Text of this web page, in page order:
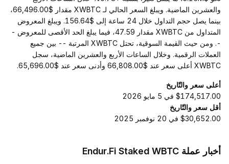
والعشرين الماضية. ويبلغ السعر الحالي لـ XWBTC مقدار $66,496.00،
بينما يصل حجم التداول خلال 24 ساعة إلى $156.64. ويبلغ المعروض
المتداول من XWBTC مقدار 47.59، فيما يبلغ الحد الأقصى للمعروض -
-. ومن حيث القيمة السوقية، تحتل XWBTC المرتبة -- بين جميع
العملات الرقمية. وخلال الساعات الأربع والعشرين الماضية، سجل
XWBTC أعلى سعر عند $66,808.00 وأدنى سعر عند $65,696.00.
أعلى سعر والتّاريخ
$174,517.00 في 5 مايو 2026
أقل سعر والتّاريخ
$30,652.00 في 20 نوفمبر 2025
أخبار عملة Endur.Fi Staked WBTC